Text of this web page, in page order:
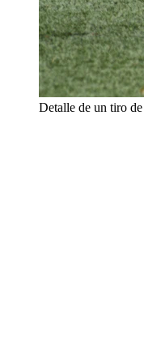
Detalle de un tiro